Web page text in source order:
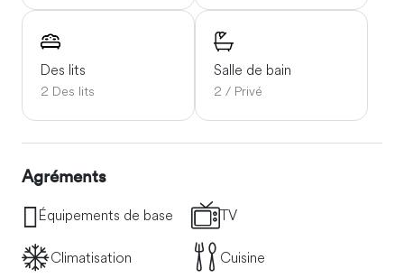
Des lits
2 Des lits
Salle de bain
2 / Privé
Agréments
Équipements de base TV
Climatisation Cuisine